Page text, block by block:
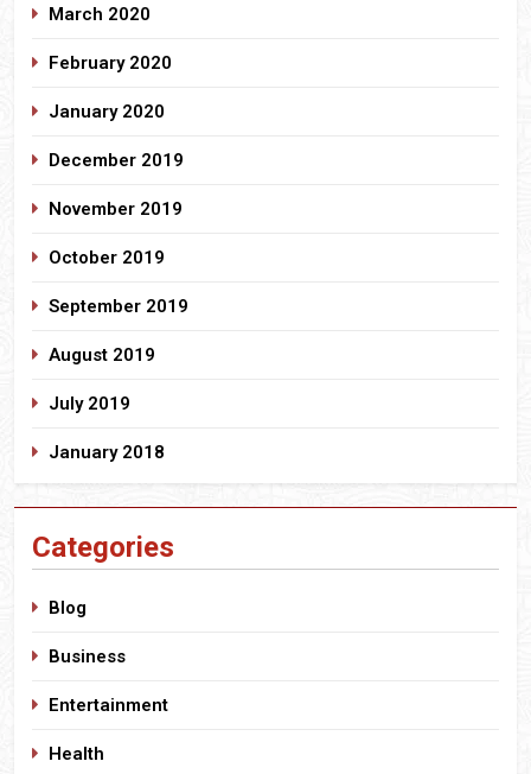
March 2020
February 2020
January 2020
December 2019
November 2019
October 2019
September 2019
August 2019
July 2019
January 2018
Categories
Blog
Business
Entertainment
Health